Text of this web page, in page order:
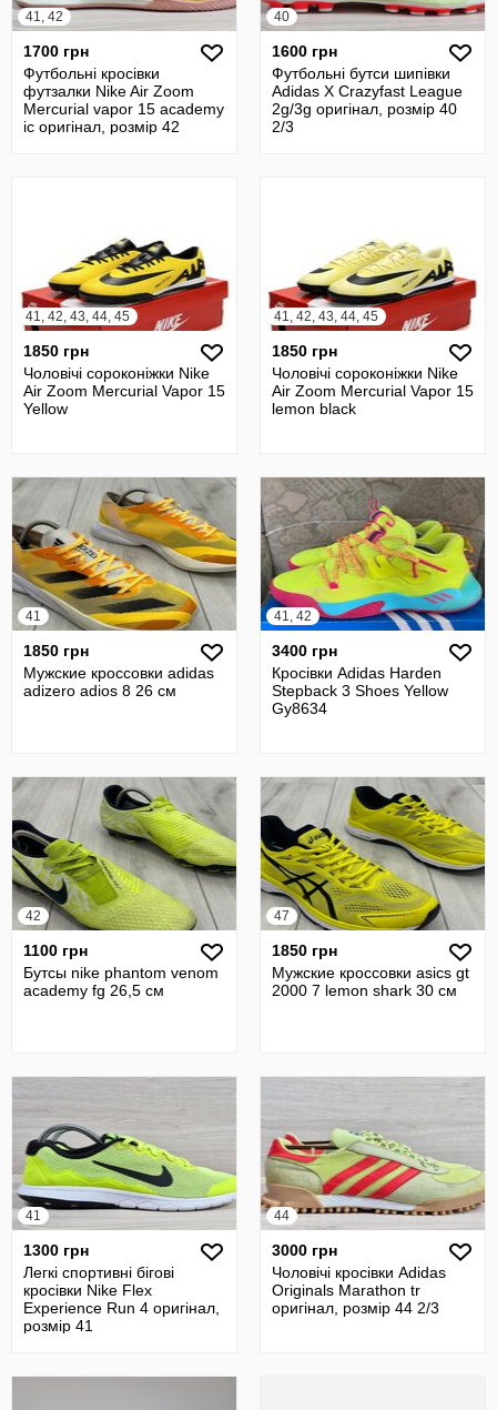
41, 42
1700 грн
Футбольні кросівки
футзалки Nike Air Zoom
Mercurial vapor 15 academy
ic оригінал, розмір 42
40
1600 грн
Футбольні бутси шипівки
Adidas X Crazyfast League
2g/3g оригінал, розмір 40
2/3
41, 42, 43, 44, 45
1850 грн
Чоловічі сороконіжки Nike
Air Zoom Mercurial Vapor 15
Yellow
41, 42, 43, 44, 45
1850 грн
Чоловічі сороконіжки Nike
Air Zoom Mercurial Vapor 15
lemon black
41
1850 грн
Мужские кроссовки adidas
adizero adios 8 26 см
41, 42
3400 грн
Кросівки Adidas Harden
Stepback 3 Shoes Yellow
Gy8634
42
1100 грн
Бутсы nike phantom venom
academy fg 26,5 см
47
1850 грн
Мужские кроссовки asics gt
2000 7 lemon shark 30 см
41
1300 грн
Легкі спортивні бігові
кросівки Nike Flex
Experience Run 4 оригінал,
розмір 41
44
3000 грн
Чоловічі кросівки Adidas
Originals Marathon tr
оригінал, розмір 44 2/3